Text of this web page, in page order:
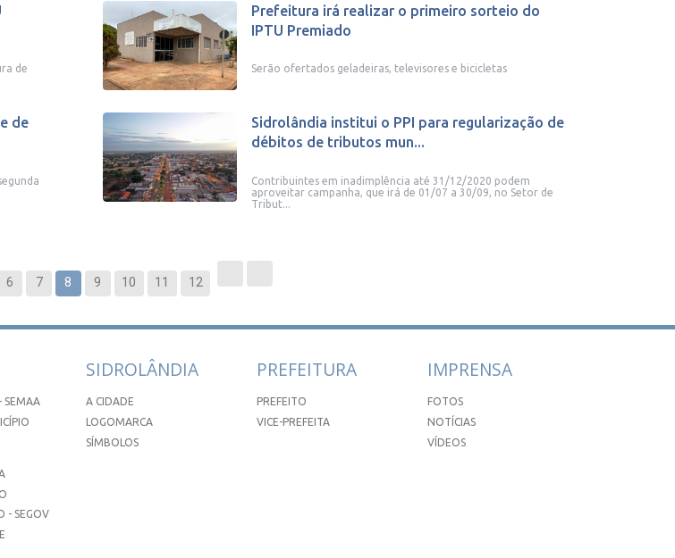
de
Prefeitura irá realizar o primeiro sorteio do
IPTU Premiado
Serão ofertados geladeiras, televisores e bicicletas
de
Sidrolândia institui o PPI para regularização de
débitos de tributos mun...
Contribuintes em inadimplência até 31/12/2020 podem
aproveitar campanha, que irá de 01/07 a 30/09, no Setor de
Tribut...
6 7 8 9 10 11 12
SEMAA
- SEGOV
SIDROLÂNDIA
A CIDADE
LOGOMARCA
SÍMBOLOS
PREFEITURA
PREFEITO
VICE-PREFEITA
IMPRENSA
FOTOS
NOTÍCIAS
VÍDEOS